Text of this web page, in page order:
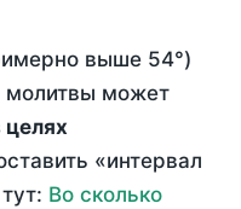
выше 54°)
молитвы может
целях
«интервал
Во сколько